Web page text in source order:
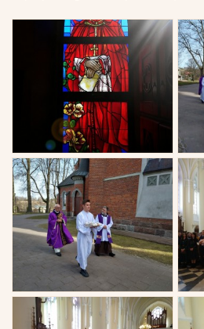
Witraż w zakrystii